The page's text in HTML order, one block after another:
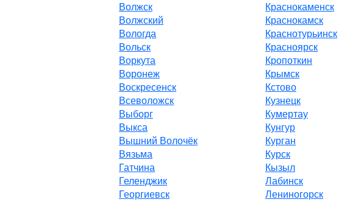
Волжск
Волжский
Вологда
Вольск
Воркута
Воронеж
Воскресенск
Всеволожск
Выборг
Выкса
Вышний Волочёк
Вязьма
Гатчина
Геленджик
Георгиевск
Краснокаменск
Краснокамск
Краснотурьинск
Красноярск
Кропоткин
Крымск
Кстово
Кузнецк
Кумертау
Кунгур
Курган
Курск
Кызыл
Лабинск
Лениногорск